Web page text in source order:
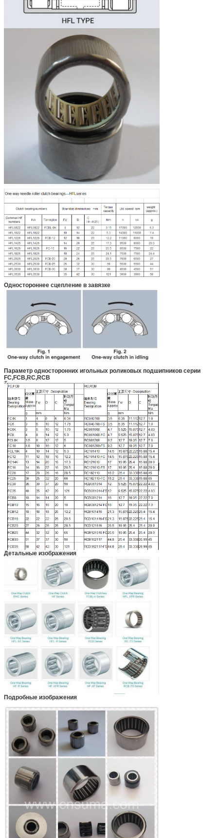
Одностороннее сцепление в завязке
Параметр односторонних игольных роликовых подшипников серии
FC,FCB,RC,RCB
Детальные изображения
Подробные изображения